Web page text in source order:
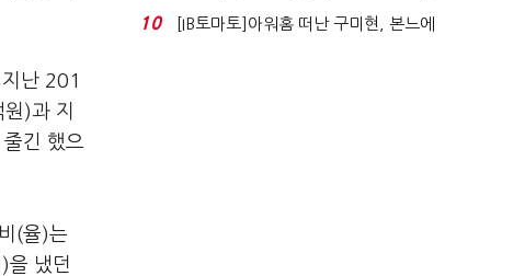
난 201
)과 지
긴 했으
(율)는
냈던
시도
10
[IB토마토]아워홈 떠난 구미현, 본느에